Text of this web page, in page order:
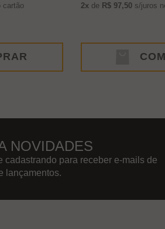
cartão 2xde R$ 97,50s/juros
NOVIDADES
cadastrando para receber e-mails de
lançamentos.